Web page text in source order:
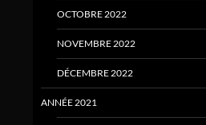
OCTOBRE 2022
NOVEMBRE 2022
DÉCEMBRE 2022
ANNÉE 2021